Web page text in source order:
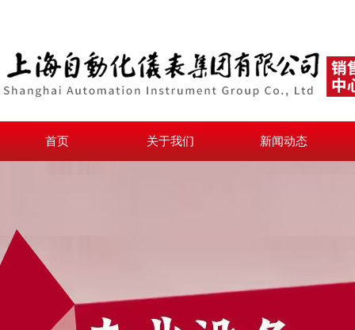
首页 关于我们 新闻动态